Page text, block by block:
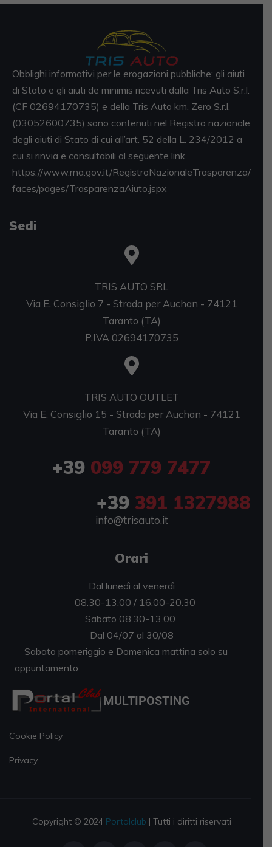
Obblighi informativi per le erogazioni pubbliche: gli aiuti
di Stato e gli aiuti de minimis ricevuti dalla Tris Auto S.r.l.
(CF 02694170735) e della Tris Auto km. Zero S.r.l.
(03052600735) sono contenuti nel Registro nazionale
degli aiuti di Stato di cui all’art. 52 della L. 234/2012 a
cui si rinvia e consultabili al seguente link
https://www.rna.gov.it/RegistroNazionaleTrasparenza/
faces/pages/TrasparenzaAiuto.jspx
Sedi
TRIS AUTO SRL
Via E. Consiglio 7 - Strada per Auchan - 74121
Taranto (TA)
P.IVA 02694170735
TRIS AUTO OUTLET
Via E. Consiglio 15 - Strada per Auchan - 74121
Taranto (TA)
+39 099 779 7477
+39 391 1327988
info@trisauto.it
Orari
Dal lunedì al venerdì
08.30-13.00 / 16.00-20.30
Sabato 08.30-13.00
Dal 04/07 al 30/08
Sabato pomeriggio e Domenica mattina solo su
appuntamento
MULTIPOSTING
Cookie Policy
Privacy
Copyright © 2024 Portalclub | Tutti i diritti riservati